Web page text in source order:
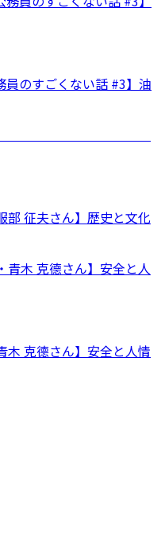
のすごくない話 #3】油
部 征夫さん】歴史と文化
木 克德さん】安全と人情